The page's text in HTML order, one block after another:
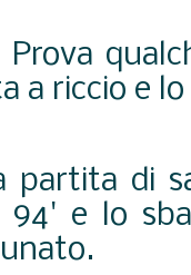
a riccio e
di
e lo